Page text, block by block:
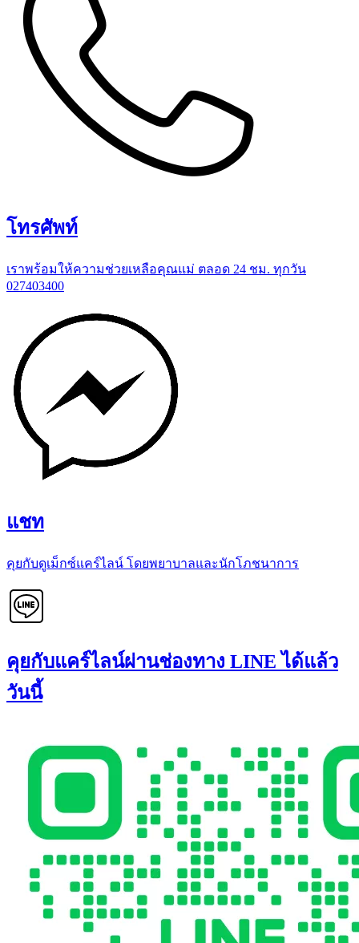
โทรศัพท์
เราพร้อมให้ความช่วยเหลือคุณแม่ ตลอด 24 ชม. ทุกวัน
027403400
แชท
คุยกับดูเม็กซ์แคร์ไลน์ โดยพยาบาลและนักโภชนาการ
คุยกับแคร์ไลน์ผ่านช่องทาง LINE ได้แล้ว
วันนี้